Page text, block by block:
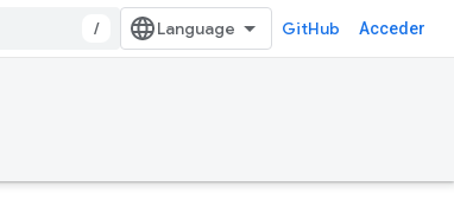
/ GitHub Acceder